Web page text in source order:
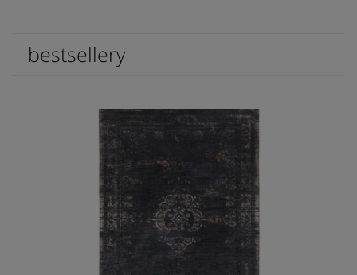
bestsellery